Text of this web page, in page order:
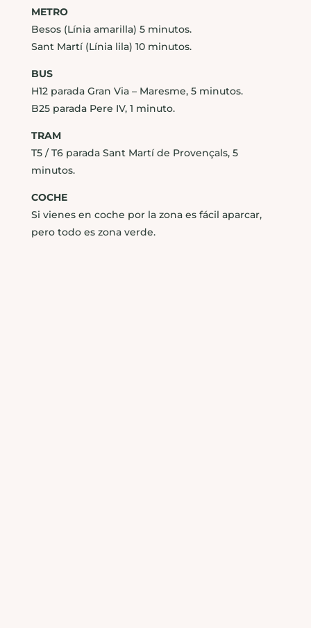
METRO
Besos (Línia amarilla) 5 minutos.
Sant Martí (Línia lila) 10 minutos.
BUS
H12 parada Gran Via – Maresme, 5 minutos.
B25 parada Pere IV, 1 minuto.
TRAM
T5 / T6 parada Sant Martí de Provençals, 5
minutos.
COCHE
Si vienes en coche por la zona es fácil aparcar,
pero todo es zona verde.